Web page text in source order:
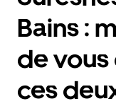
Bains :
de
ces